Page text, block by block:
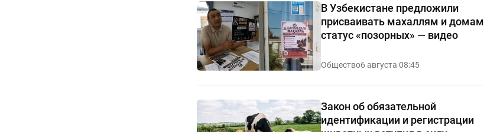
В Узбекистане предложили
присваивать махаллям и домам
статус «позорных» — видео
Общество6 августа 08:45
Закон об обязательной
идентификации и регистрации